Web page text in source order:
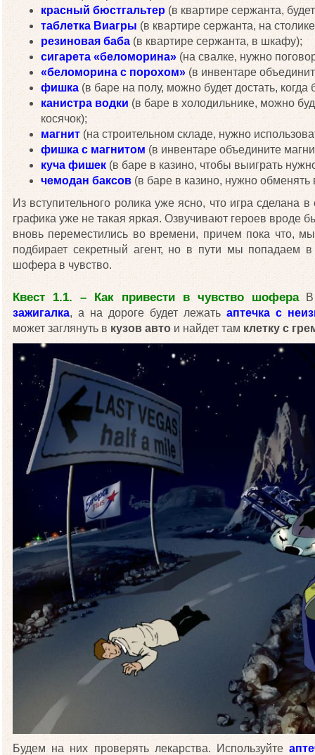
красный бюстгальтер (в квартире сержанта,
таблетка Виагры (в квартире сержанта, на
резиновая баба (в квартире сержанта, в шкафу);
сигарета «беломорина» (на свалке, нужно
«беломорина с порохом» (в инвентаре
фишка (в баре на полу, можно будет достать,
канистра водки (в баре в холодильнике, можно
косячок);
магнит (на строительном складе, нужно
фишка с магнитом (в инвентаре объедините
куча фишек (в баре в казино, чтобы выиграть
чемодан баксов (в баре в казино, нужно обменять
Из вступительного ролика уже ясно, что игра сделана
графика уже не такая яркая. Озвучивают героев вроде
вновь переместились во времени, причем пока что,
подбирает секретный агент, но в пути мы попадаем
шофера в чувство.
Квест 1.1. – Как привести в чувство шофераВ
зажигалка, а на дороге будет лежать аптечка с
может заглянуть в кузов авто и найдет там клетку с
Будем на них проверять лекарства. Используйте